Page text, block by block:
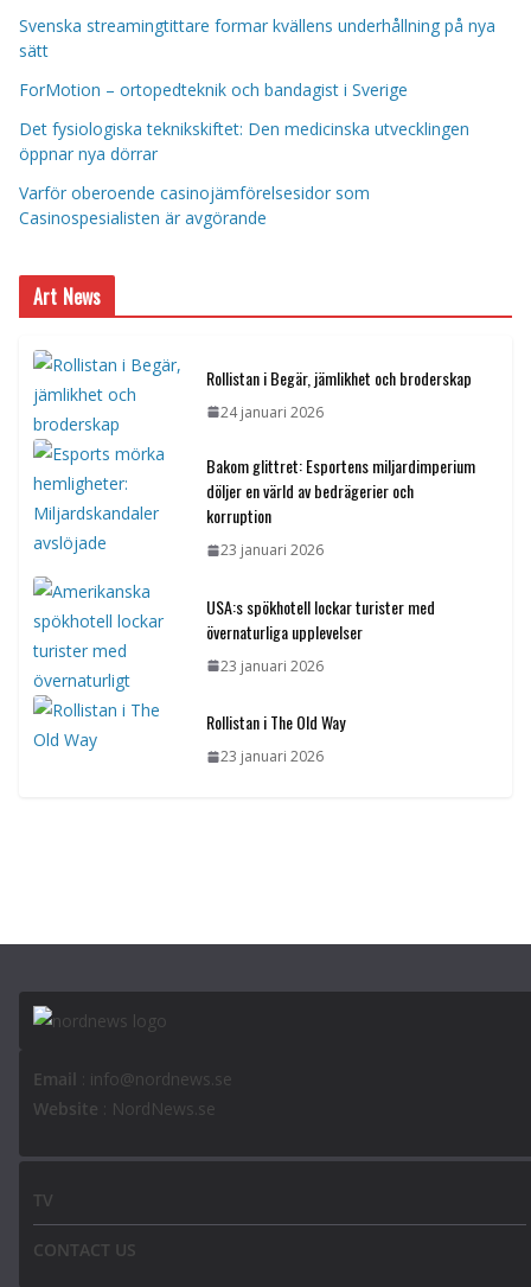
Svenska streamingtittare formar kvällens underhållning på nya
sätt
ForMotion – ortopedteknik och bandagist i Sverige
Det fysiologiska teknikskiftet: Den medicinska utvecklingen
öppnar nya dörrar
Varför oberoende casinojämförelsesidor som
Casinospesialisten är avgörande
Art News
Rollistan i Begär, jämlikhet och broderskap
24 januari 2026
Bakom glittret: Esportens miljardimperium
döljer en värld av bedrägerier och
korruption
23 januari 2026
USA:s spökhotell lockar turister med
övernaturliga upplevelser
23 januari 2026
Rollistan i The Old Way
23 januari 2026
Email
: info@nordnews.se
Website
: NordNews.se
TV
CONTACT US